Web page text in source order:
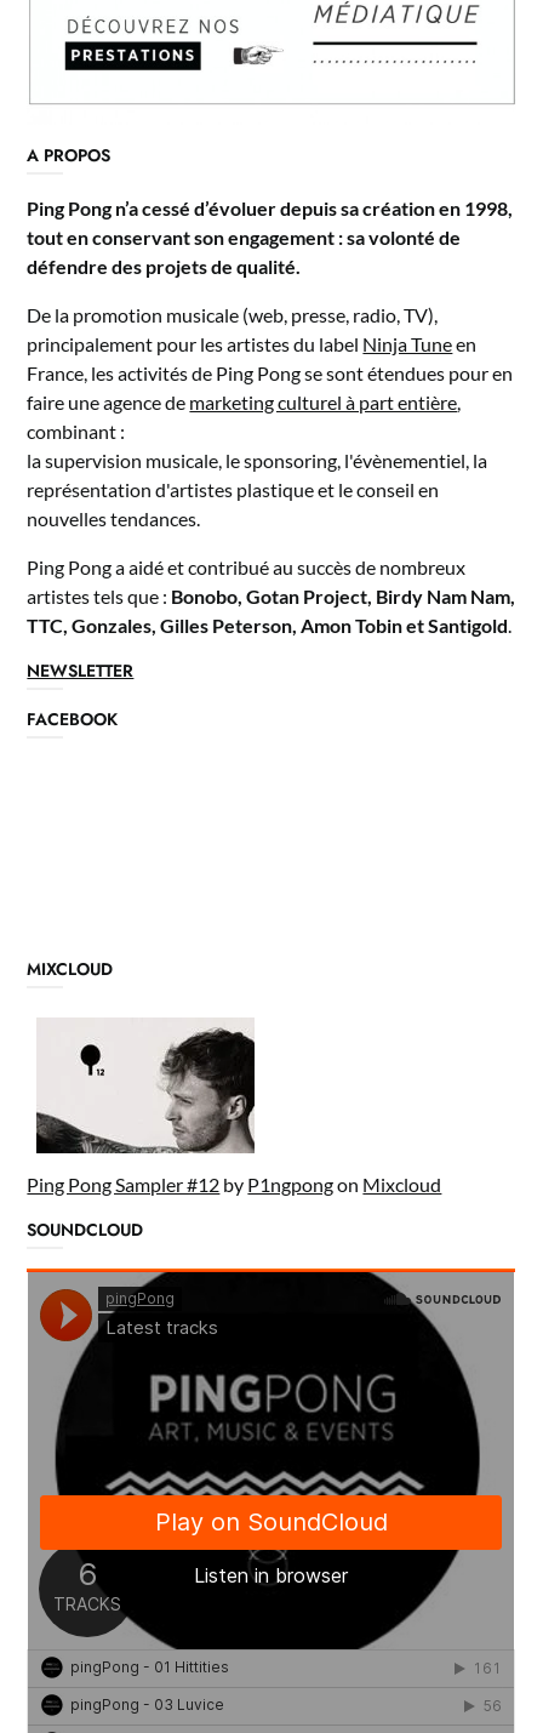
A PROPOS
Ping Pong n’a cessé d’évoluer depuis sa création en 1998,
tout en conservant son engagement : sa volonté de
défendre des projets de qualité.
De la promotion musicale (web, presse, radio, TV),
principalement pour les artistes du label Ninja Tuneen
France, les activités de Ping Pong se sont étendues pour en
faire une agence de marketing culturel à part entière
combinant :
la supervision musicale, le sponsoring, l'évènementiel, la
représentation d'artistes plastique et le conseil en
nouvelles tendances.
Ping Pong a aidé et contribué au succès de nombreux
artistes tels que : Bonobo, Gotan Project, Birdy Nam Nam,
TTC, Gonzales, Gilles Peterson, Amon Tobin et Santigold
NEWSLETTER
FACEBOOK
MIXCLOUD
Ping Pong Sampler #12 by P1ngpongon Mixcloud
SOUNDCLOUD